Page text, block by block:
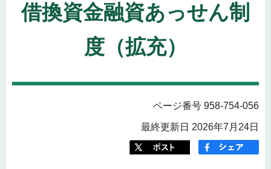
借換資金融資あっせん制
度（拡充）
ページ番号 958-754-056
最終更新日 2026年7月24日